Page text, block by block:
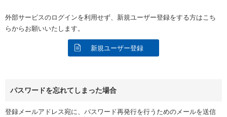
外部サービスのログインを利用せず、新規ユーザー登録をする方はこち
らからお願いいたします。
新規ユーザー登録
パスワードを忘れてしまった場合
登録メールアドレス宛に、パスワード再発行を行うためのメールを送信